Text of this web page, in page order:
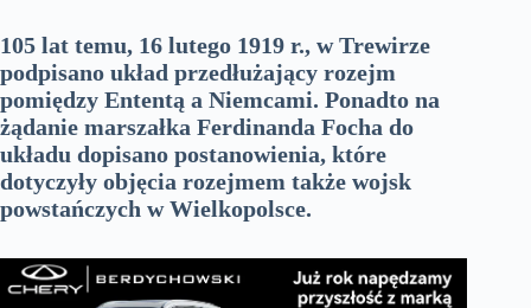
105 lat temu, 16 lutego 1919 r., w Trewirze
podpisano układ przedłużający rozejm
pomiędzy Ententą a Niemcami. Ponadto na
żądanie marszałka Ferdinanda Focha do
układu dopisano postanowienia, które
dotyczyły objęcia rozejmem także wojsk
powstańczych w Wielkopolsce.